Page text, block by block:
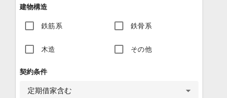
建物構造
鉄筋系 鉄骨系
木造 その他
契約条件
定期借家含む